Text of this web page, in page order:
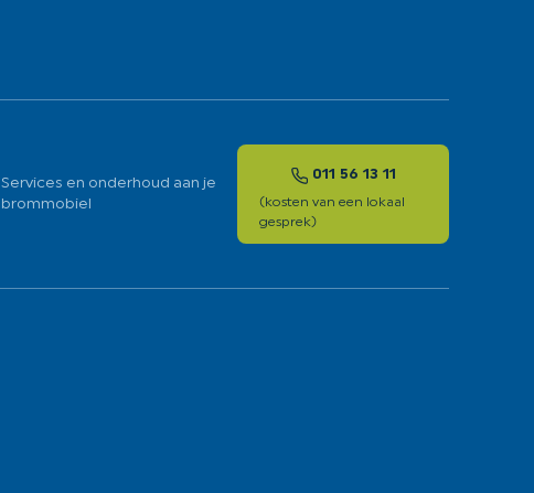
Services en onderhoud aan je
brommobiel
011 56 13 11
(kosten van een lokaal
gesprek)